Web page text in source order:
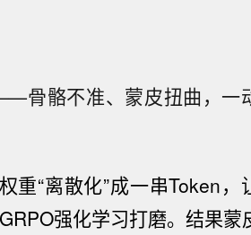
骨骼不准、蒙皮扭曲，一
重“离散化”成一串Token，
强化学习打磨。结果蒙